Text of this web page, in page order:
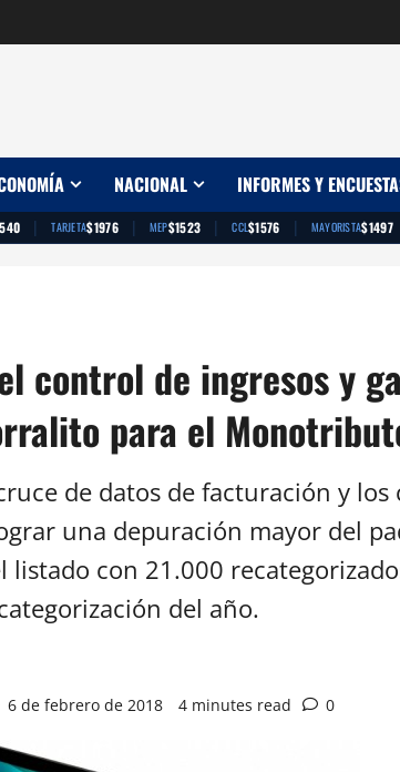
NACIONAL INFORMES Y
| TARJETA$1976 | MEP$1523 | CCL$1576 | MAYORISTA$1497
control de ingresos y
para el
de datos de facturación y
una depuración mayor del
con 21.000
del año.
6 de febrero de 2018 4 minutes read 0